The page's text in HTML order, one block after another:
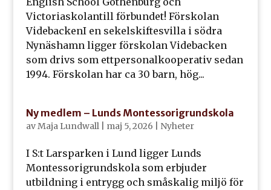
Victoriaskolantill förbundet! Förskolan
VidebackenI en sekelskiftesvilla i södra
Nynäshamn ligger förskolan Videbacken
som drivs som ettpersonalkooperativ sedan
1994. Förskolan har ca 30 barn, hög...
Ny medlem – Lunds Montessorigrundskola
avMaja Lundwall| maj 5, 2026 Nyheter
I S:t Larsparken i Lund ligger Lunds
Montessorigrundskola som erbjuder
utbildning i entrygg och småskalig miljö för